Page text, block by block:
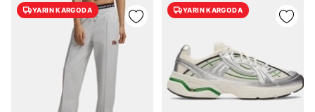
YARIN KARGODA YARIN KARGODA